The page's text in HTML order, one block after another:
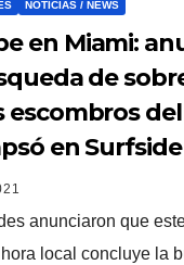
NOTICIAS / NEWS
en Miami:
de
escombros
en Surfside
anunciaron que
local concluye la